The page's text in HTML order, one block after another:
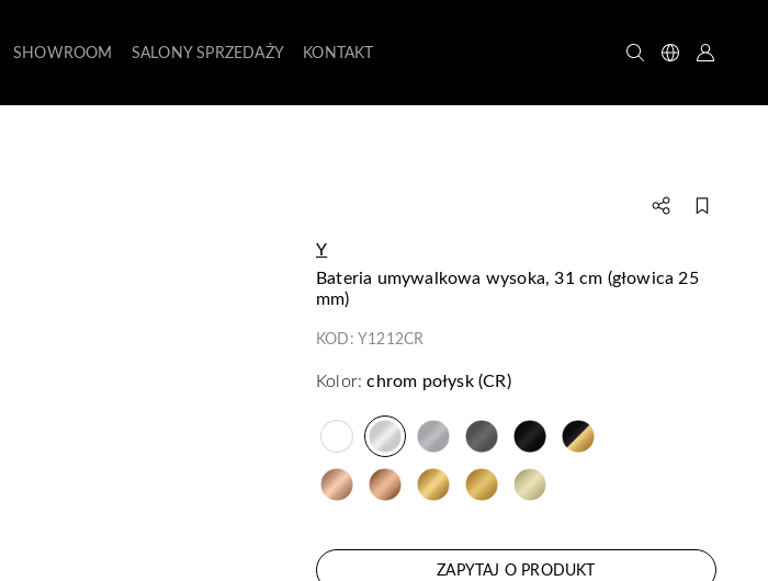
SHOWROOM SALONY SPRZEDAŻY KONTAKT
Y
bateria umywalkowa wysoka, 31 cm (głowica 25
mm)
KOD: Y1212CR
Kolor: chrom połysk (CR)
ZAPYTAJ O PRODUKT